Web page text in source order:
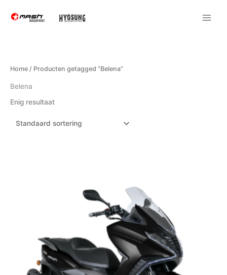
naar
Home / Producten getagged “Belena”
Belena
Enig resultaat